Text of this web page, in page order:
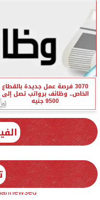
3070 فرصة عمل جديدة بالقطاع
الخاص.. وظائف برواتب تصل إلى
9500 جنيه